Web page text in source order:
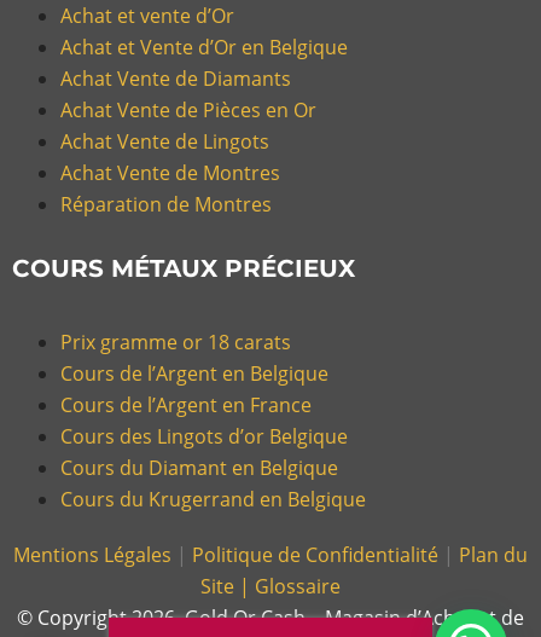
Achat et vente d’Or
Achat et Vente d’Or en Belgique
Achat Vente de Diamants
Achat Vente de Pièces en Or
Achat Vente de Lingots
Achat Vente de Montres
Réparation de Montres
COURS MÉTAUX PRÉCIEUX
Prix gramme or 18 carats
Cours de l’Argent en Belgique
Cours de l’Argent en France
Cours des Lingots d’or Belgique
Cours du Diamant en Belgique
Cours du Krugerrand en Belgique
Mentions Légales | Politique de Confidentialité | Plan du
Site | Glossaire
© Copyright 2026, Gold Or Cash – Magasin d’Achat et de